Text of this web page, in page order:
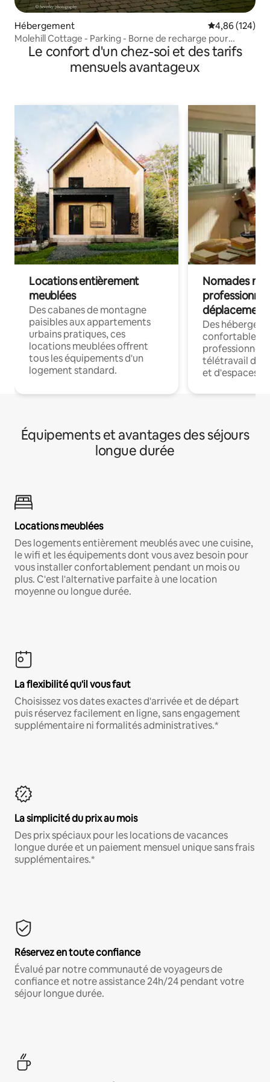
Hébergement Évaluation
4,86 (124)
Molehill Cottage - Parking - Borne de recharge pour
véhicule électrique - Animaux
Le confort d'un chez-soi et des tarifs
mensuels avantageux
Locations entièrement
meublées
Des cabanes de montagne
paisibles aux appartements
urbains pratiques, ces
locations meublées offrent
tous les équipements d'un
logement standard.
Nomades
déplacement
Des
confortables
professionnels
télétravail
et d'espaces
Équipements et avantages des séjours
longue durée
Locations meublées
Des logements entièrement meublés avec une cuisine,
le wifi et les équipements dont vous avez besoin pour
vous installer confortablement pendant un mois ou
plus. C'est l'alternative parfaite à une location
moyenne ou longue durée.
La flexibilité qu'il vous faut
Choisissez vos dates exactes d'arrivée et de départ
puis réservez facilement en ligne, sans engagement
supplémentaire ni formalités administratives.*
La simplicité du prix au mois
Des prix spéciaux pour les locations de vacances
longue durée et un paiement mensuel unique sans frais
supplémentaires.*
Réservez en toute confiance
Évalué par notre communauté de voyageurs de
confiance et notre assistance 24h/24 pendant votre
séjour longue durée.